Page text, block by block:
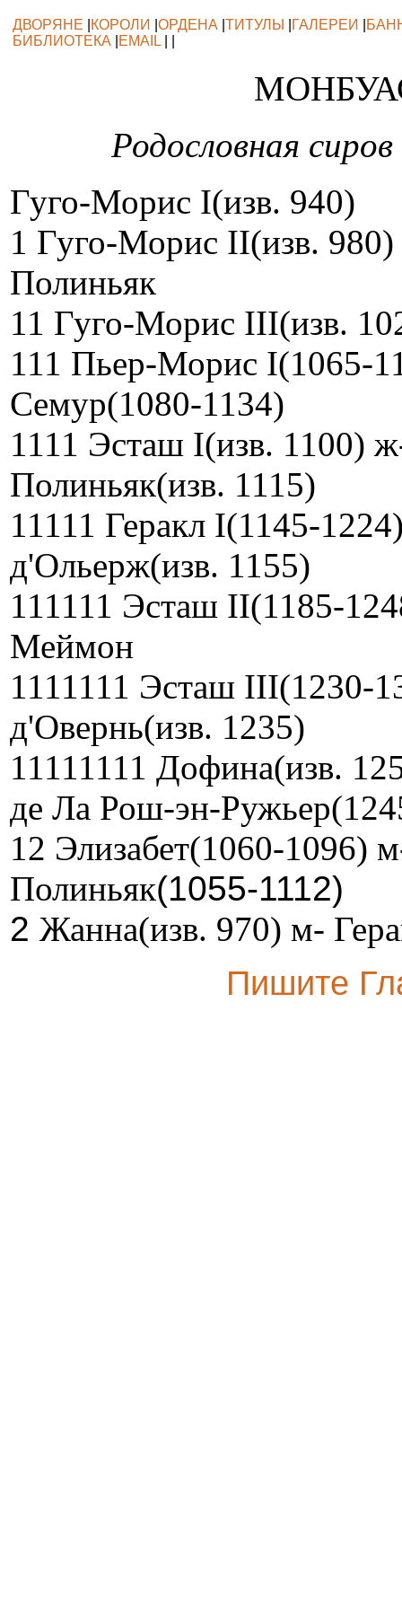
ДВОРЯНЕ КОРОЛИ ОРДЕНА ТИТУЛЫ ГАЛЕРЕИ
БИБЛИОТЕКА
EMAIL
Родословная
Гуго-Морис I(изв. 940)
1 Гуго-Морис II(изв.
Полиньяк
11 Гуго-Морис III(изв.
111 Пьер-Морис I(1065-
Семур(1080-1134)
1111 Эсташ I(изв. 1100)
Полиньяк(изв. 1115)
11111 Геракл I(1145-
д'Ольерж(изв. 1155)
111111 Эсташ II(1185-
Меймон
1111111 Эсташ III(1230-
д'Овернь(изв. 1235)
11111111 Дофина(изв.
де Ла Рош-эн-
12 Элизабет(1060-1096)
Полиньяк(1055-1112)
2 Жанна(изв. 970) м-
Пишите